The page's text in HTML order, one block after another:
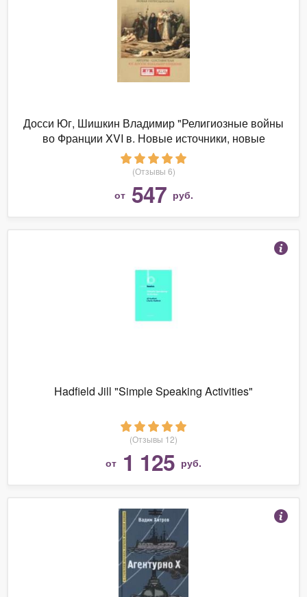
Досси Юг, Шишкин Владимир "Религиозные войны
во Франции XVI в. Новые источники, новые
исследования, новая периодизация"
(Отзывы 6)
от 547 руб.
Hadfield Jill "Simple Speaking Activities"
(Отзывы 12)
от 1 125 руб.